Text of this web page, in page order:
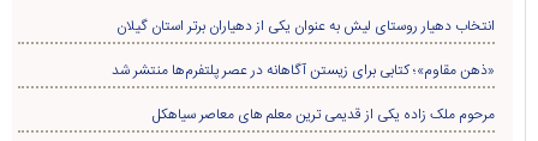
انتخاب دهیار روستای لیش به عنوان یکی از دهیاران برتر استان گیلان
«ذهن مقاوم»؛ کتابی برای زیستن آگاهانه در عصر پلتفرم‌ها منتشر شد
مرحوم ملک زاده یکی از قدیمی ترین معلم های معاصر سیاهکل